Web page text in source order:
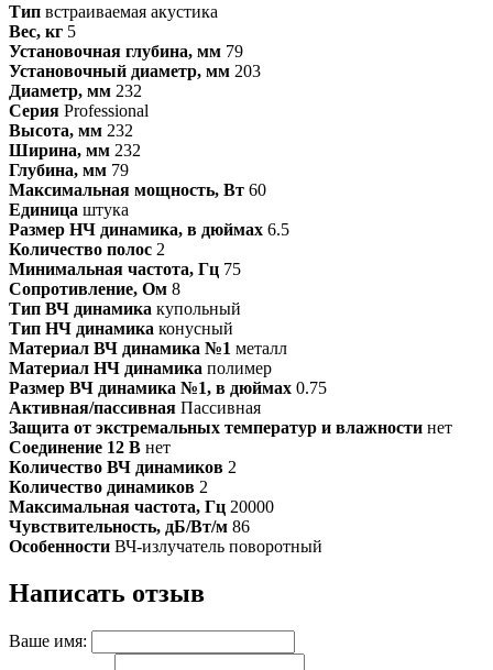
Тип встраиваемая акустика
Вес, кг 5
Установочная глубина, мм 79
Установочный диаметр, мм 203
Диаметр, мм 232
Серия Professional
Высота, мм 232
Ширина, мм 232
Глубина, мм 79
Максимальная мощность, Вт 60
Единица штука
Размер НЧ динамика, в дюймах 6.5
Количество полос 2
Минимальная частота, Гц 75
Сопротивление, Ом 8
Тип ВЧ динамика купольный
Тип НЧ динамика конусный
Материал ВЧ динамика №1 металл
Материал НЧ динамика полимер
Размер ВЧ динамика №1, в дюймах 0.75
Активная/пассивная Пассивная
Защита от экстремальных температур и влажности нет
Соединение 12 В нет
Количество ВЧ динамиков 2
Количество динамиков 2
Максимальная частота, Гц 20000
Чувствительность, дБ/Вт/м 86
Особенности ВЧ-излучатель поворотный
Написать отзыв
Ваше имя: